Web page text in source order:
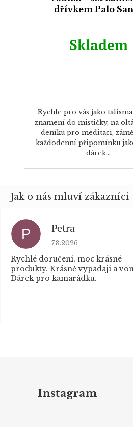
dřívkem Palo
Skladem
Rychle pro vás jako
znamení do mističky, na
deníku pro meditaci,
každodenní připomínku
dárek...
P Petra
Hodnocení obchodu
7.8.2026
Rychlé doručení, moc krásné
produkty. Krásně vypadají a
Dárek pro kamarádku.
Instagram